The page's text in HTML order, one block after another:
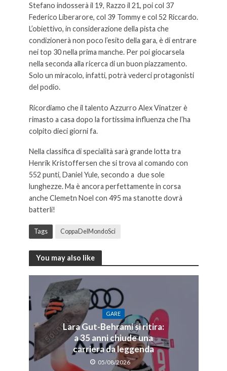
Stefano indosserà il 19, Razzo il 21, poi col 37
Federico Liberarore, col 39 Tommy e col 52 Riccardo.
L’obiettivo, in considerazione della pista che
condizionerà non poco l’esito della gara, è di entrare
nei top 30 nella prima manche. Per poi giocarsela
nella seconda alla ricerca di un buon piazzamento.
Solo un miracolo, infatti, potrà vederci protagonisti
del podio.
Ricordiamo che il talento Azzurro Alex Vinatzer è
rimasto a casa dopo la fortissima influenza che l’ha
colpito dieci giorni fa.
Nella classifica di specialità sarà grande lotta tra
Henrik Kristoffersen che si trova al comando con
552 punti, Daniel Yule, secondo a due sole
lunghezze. Ma è ancora perfettamente in corsa
anche Clemetn Noel con 495 ma stanotte dovrà
batterli!
Tags CoppaDelMondoSci
You may also like
GARE
Lara Gut-Behrami si ritira:
a 35 anni chiude una
carriera da leggenda
05/08/2026